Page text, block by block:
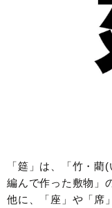
「筵」は、「竹・
編んで作った敷物」
他に、「座」や「席